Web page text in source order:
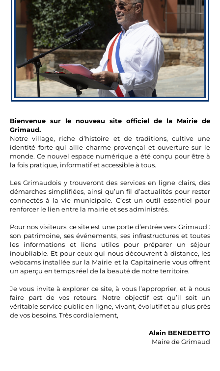
Bienvenue sur le nouveau site officiel de la Mairie de
Grimaud.
Notre village, riche d’histoire et de traditions, cultive une
identité forte qui allie charme provençal et ouverture sur le
monde. Ce nouvel espace numérique a été conçu pour être à
la fois pratique, informatif et accessible à tous.
Les Grimaudois y trouveront des services en ligne clairs, des
démarches simplifiées, ainsi qu’un fil d’actualités pour rester
connectés à la vie municipale. C’est un outil essentiel pour
renforcer le lien entre la mairie et ses administrés.
Pour nos visiteurs, ce site est une porte d’entrée vers Grimaud :
son patrimoine, ses événements, ses infrastructures et toutes
les informations et liens utiles pour préparer un séjour
inoubliable. Et pour ceux qui nous découvrent à distance, les
webcams installée sur la Mairie et la Capitainerie vous offrent
un aperçu en temps réel de la beauté de notre territoire.
Je vous invite à explorer ce site, à vous l’approprier, et à nous
faire part de vos retours. Notre objectif est qu’il soit un
véritable service public en ligne, vivant, évolutif et au plus près
de vos besoins. Très cordialement,
Alain BENEDETTO
Maire de Grimaud